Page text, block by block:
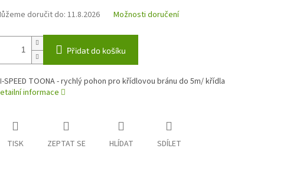
doručit do:11.8.2026 Možnosti doručení
Přidat do košíku
SPEED TOONA - rychlý pohon pro křídlovou bránu do 5m/ křídla
informace
TISK ZEPTAT SE HLÍDAT SDÍLET